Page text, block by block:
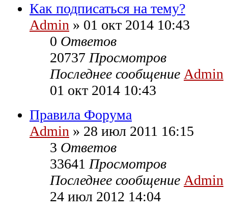
Как подписаться на тему?
Admin » 01 окт 2014 10:43
0 Ответов
20737Просмотров
Последнее сообщение Admin
01 окт 2014 10:43
Правила Форума
Admin » 28 июл 2011 16:15
3 Ответов
33641Просмотров
Последнее сообщение Admin
24 июл 2012 14:04